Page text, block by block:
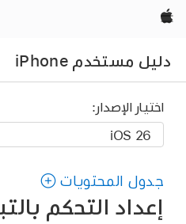
Apple‏
دليل مستخدم iPhone
اختيار الإصدار:
جدول المحتويات
إعداد التحكم